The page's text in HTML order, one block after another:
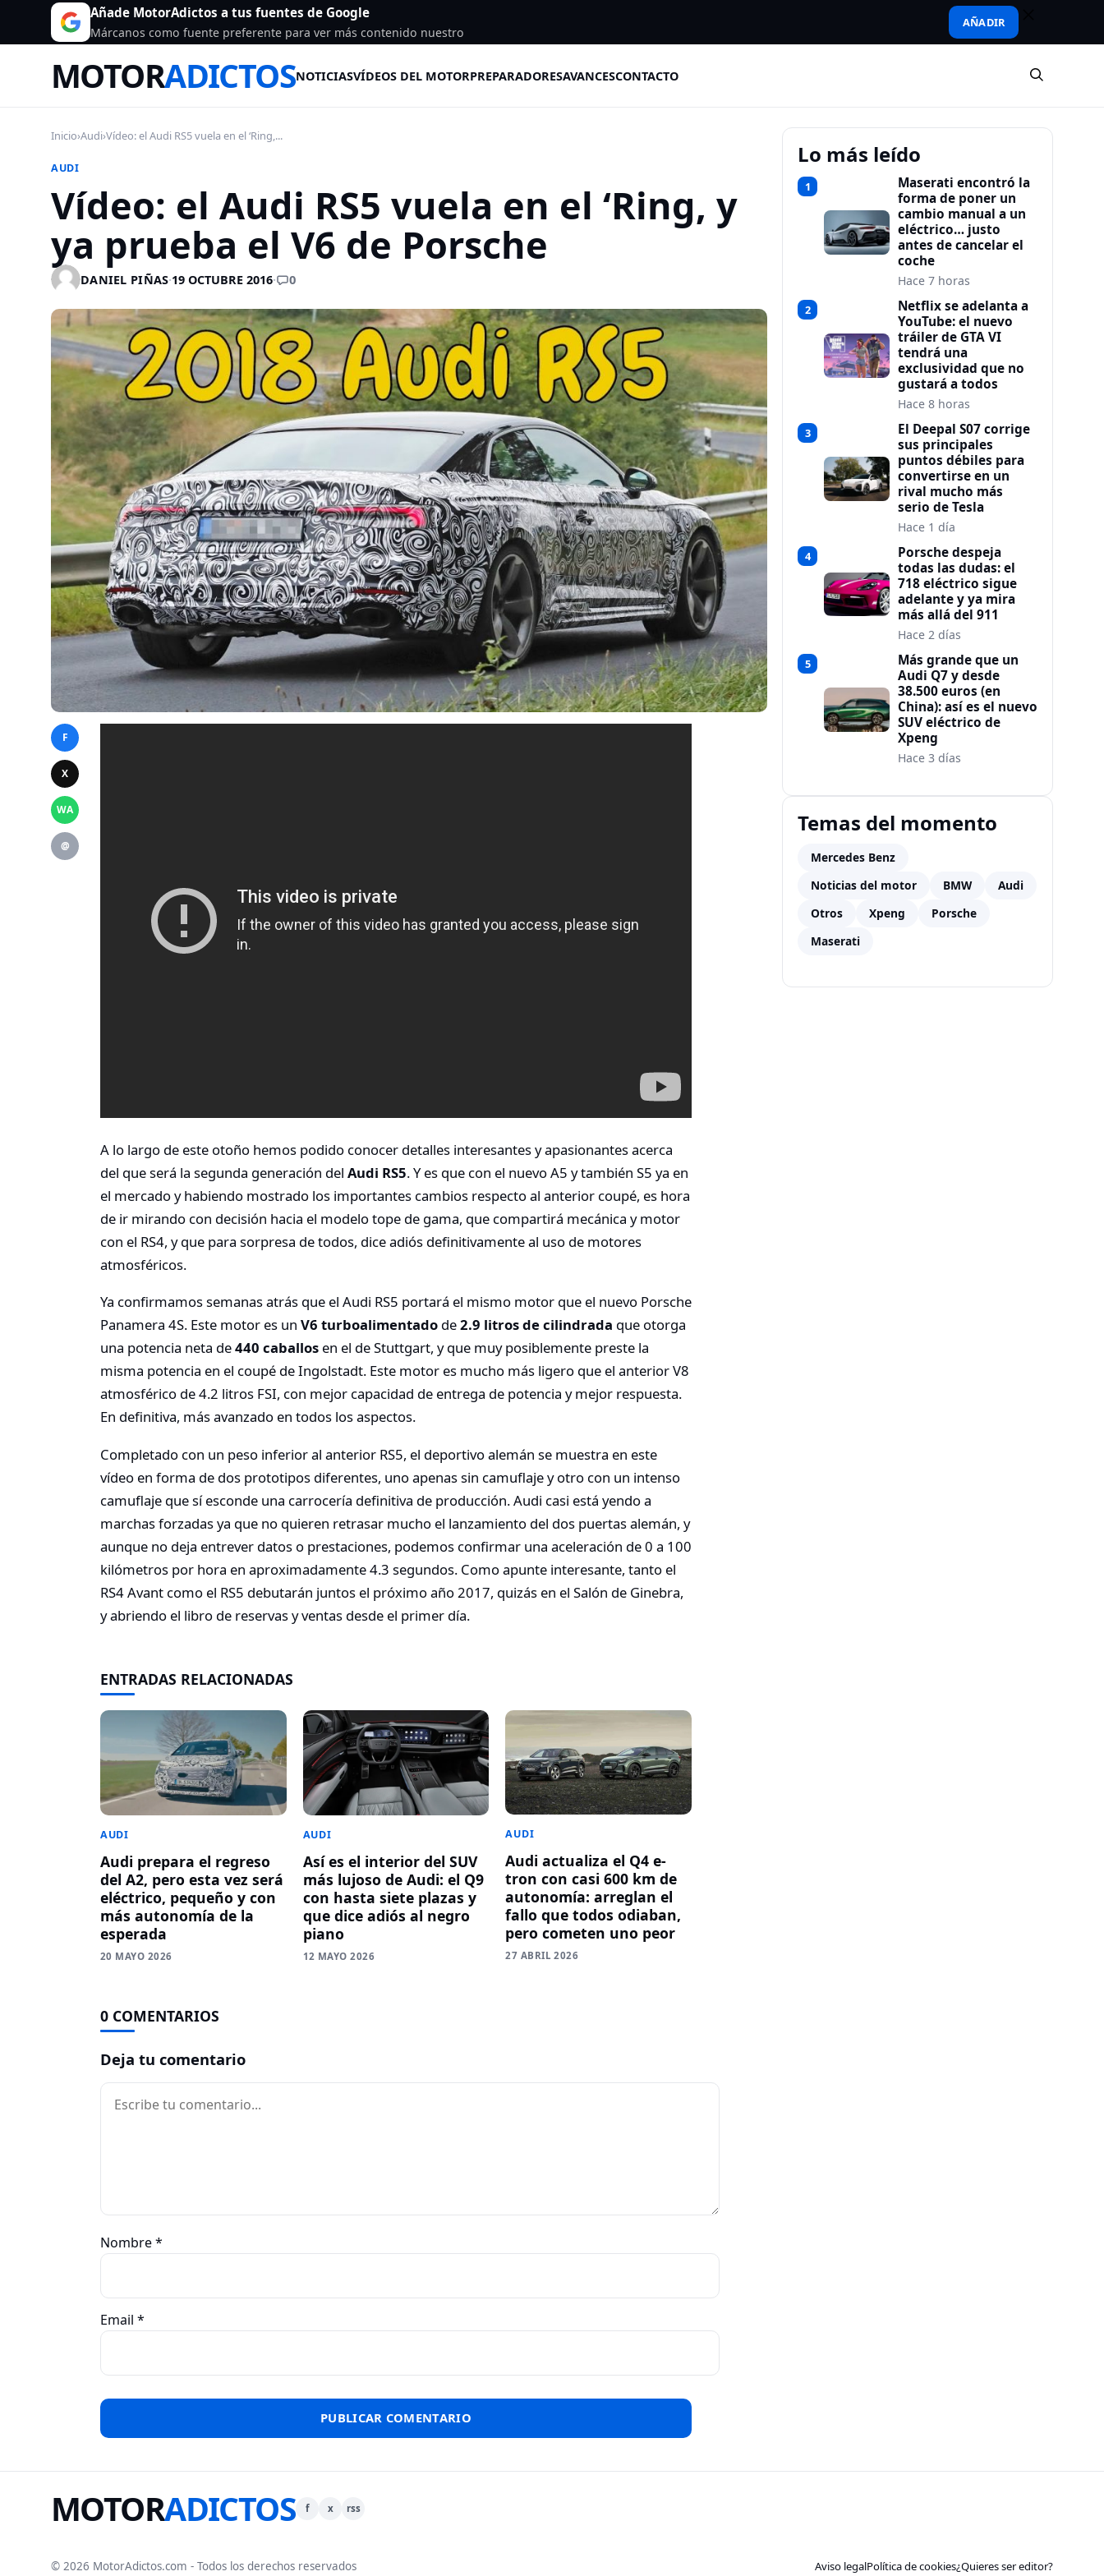
Añade MotorAdictos a tus fuentes de Google
Márcanos como fuente preferente para ver más contenido nuestro
AÑADIR
MOTORADICTOSNOTICIASVÍDEOS DEL MOTORPREPARADORESAVANCESCONTACTO
Inicio›Audi›Vídeo: el Audi RS5 vuela en el ‘Ring,...
AUDI
Vídeo: el Audi RS5 vuela en el ‘Ring, y
ya prueba el V6 de Porsche
DANIEL PIÑAS·19 OCTUBRE 2016· 0
F
X
WA
@
A lo largo de este otoño hemos podido conocer detalles interesantes y apasionantes acerca
del que será la segunda generación del Audi RS5. Y es que con el nuevo A5 y también S5 ya en
el mercado y habiendo mostrado los importantes cambios respecto al anterior coupé, es hora
de ir mirando con decisión hacia el modelo tope de gama, que compartirá mecánica y motor
con el RS4, y que para sorpresa de todos, dice adiós definitivamente al uso de motores
atmosféricos.
Ya confirmamos semanas atrás que el Audi RS5 portará el mismo motor que el nuevo Porsche
Panamera 4S. Este motor es un V6 turboalimentado de2.9 litros de cilindrada que otorga
una potencia neta de440 caballos en el de Stuttgart, y que muy posiblemente preste la
misma potencia en el coupé de Ingolstadt. Este motor es mucho más ligero que el anterior V8
atmosférico de 4.2 litros FSI, con mejor capacidad de entrega de potencia y mejor respuesta.
En definitiva, más avanzado en todos los aspectos.
Completado con un peso inferior al anterior RS5, el deportivo alemán se muestra en este
vídeo en forma de dos prototipos diferentes, uno apenas sin camuflaje y otro con un intenso
camuflaje que sí esconde una carrocería definitiva de producción. Audi casi está yendo a
marchas forzadas ya que no quieren retrasar mucho el lanzamiento del dos puertas alemán, y
aunque no deja entrever datos o prestaciones, podemos confirmar una aceleración de 0 a 100
kilómetros por hora en aproximadamente 4.3 segundos. Como apunte interesante, tanto el
RS4 Avant como el RS5 debutarán juntos el próximo año 2017, quizás en el Salón de Ginebra,
y abriendo el libro de reservas y ventas desde el primer día.
ENTRADAS RELACIONADAS
AUDI
Audi prepara el regreso
del A2, pero esta vez será
eléctrico, pequeño y con
más autonomía de la
esperada
20 MAYO 2026
AUDI
Así es el interior del SUV
más lujoso de Audi: el Q9
con hasta siete plazas y
que dice adiós al negro
piano
12 MAYO 2026
AUDI
Audi actualiza el Q4 e-
tron con casi 600 km de
autonomía: arreglan el
fallo que todos odiaban,
pero cometen uno peor
27 ABRIL 2026
0 COMENTARIOS
Deja tu comentario
Comentario
Nombre*
Email *
Lo más leído
1
Maserati encontró la
forma de poner un
cambio manual a un
eléctrico… justo
antes de cancelar el
coche
Hace 7 horas
2
Netflix se adelanta a
YouTube: el nuevo
tráiler de GTA VI
tendrá una
exclusividad que no
gustará a todos
Hace 8 horas
3
El Deepal S07 corrige
sus principales
puntos débiles para
convertirse en un
rival mucho más
serio de Tesla
Hace 1 día
4
Porsche despeja
todas las dudas: el
718 eléctrico sigue
adelante y ya mira
más allá del 911
Hace 2 días
5
Más grande que un
Audi Q7 y desde
38.500 euros (en
China): así es el nuevo
SUV eléctrico de
Xpeng
Hace 3 días
Temas del momento
Mercedes Benz
Noticias del motor
BMW
Audi
Otros
Xpeng
Porsche
Maserati
MOTORADICTOS f x rss
© 2026 MotorAdictos.com - Todos los derechos reservados Aviso legalPolítica de cookies¿Quieres ser editor?